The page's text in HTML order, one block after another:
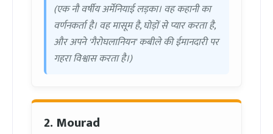
(एक नौ वर्षीय अर्मेनियाई लड़का। वह कहानी का
वर्णनकर्ता है। वह मासूम है, घोड़ों से प्यार करता है,
और अपने 'गैरोघलानियन' कबीले की ईमानदारी पर
गहरा विश्वास करता है।)
2. Mourad